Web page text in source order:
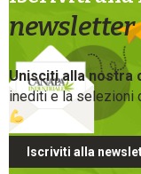
newsletter
Unisciti alla nostra
inediti e la selezioni
Iscriviti alla